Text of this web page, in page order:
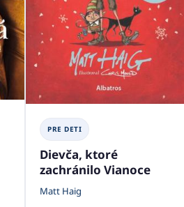
PRE DETI
Dievča, ktoré
zachránilo Vianoce
Matt Haig